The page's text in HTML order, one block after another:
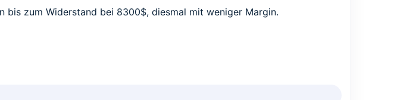
bis zum Widerstand bei 8300$, diesmal mit weniger Margin.